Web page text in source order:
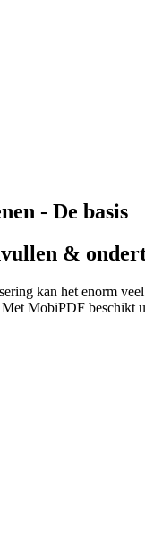
- De basis
&
kan het enorm
MobiPDF beschikt